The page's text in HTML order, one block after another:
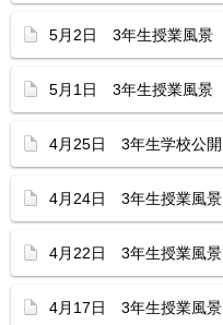
5月2日 3年生授業風景
5月1日 3年生授業風景
4月25日 3年生学校公開
4月24日 3年生授業風景
4月22日 3年生授業風景
4月17日 3年生授業風景